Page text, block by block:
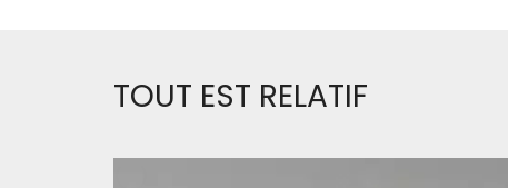
TOUT EST RELATIF